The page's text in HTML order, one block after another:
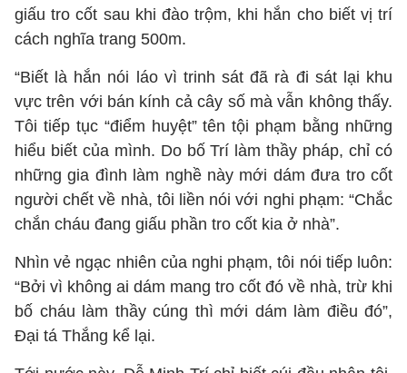
giấu tro cốt sau khi đào trộm, khi hắn cho biết vị trí
cách nghĩa trang 500m.
“Biết là hắn nói láo vì trinh sát đã rà đi sát lại khu
vực trên với bán kính cả cây số mà vẫn không thấy.
Tôi tiếp tục “điểm huyệt” tên tội phạm bằng những
hiểu biết của mình. Do bố Trí làm thầy pháp, chỉ có
những gia đình làm nghề này mới dám đưa tro cốt
người chết về nhà, tôi liền nói với nghi phạm: “Chắc
chắn cháu đang giấu phần tro cốt kia ở nhà”.
Nhìn vẻ ngạc nhiên của nghi phạm, tôi nói tiếp luôn:
“Bởi vì không ai dám mang tro cốt đó về nhà, trừ khi
bố cháu làm thầy cúng thì mới dám làm điều đó”,
Đại tá Thắng kể lại.